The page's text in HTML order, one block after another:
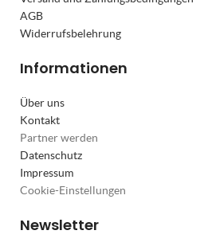
AGB
Widerrufsbelehrung
Informationen
Über uns
Kontakt
Partner werden
Datenschutz
Impressum
Cookie-Einstellungen
Newsletter